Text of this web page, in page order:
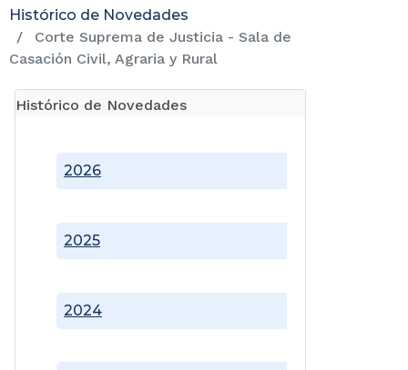
Histórico de Novedades
Corte Suprema de Justicia - Sala de
Casación Civil, Agraria y Rural
Histórico de Novedades
2024
2025
2026